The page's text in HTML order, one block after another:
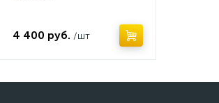
4 400 руб. /шт